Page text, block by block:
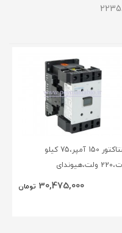
کنتاکتور 150 آمپر،75 کیلو
30,475,000 تومان